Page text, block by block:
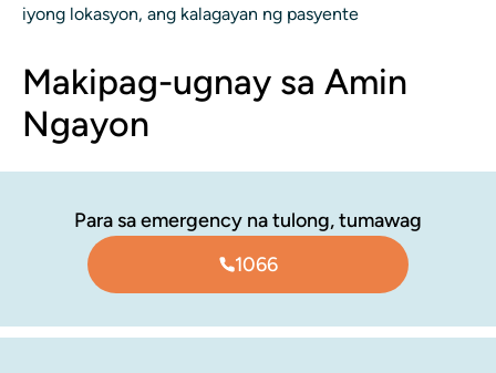
iyong lokasyon, ang kalagayan ng pasyente
Makipag-ugnay sa Amin
Ngayon
Para sa emergency na tulong, tumawag
1066